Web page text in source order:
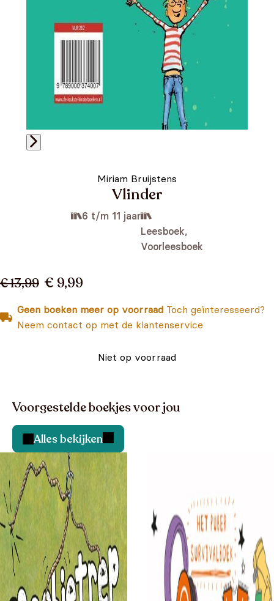
Miriam Bruijstens
Vlinder
6 t/m 11 jaar
Leesboek,
Voorleesboek
€ 13,99 € 9,99
Geen boeken meer op voorraad Toch geïnteresseerd?
Neem contact op met de klantenservice
Niet op voorraad
Voorgestelde boekjes voor jou
Alles bekijken